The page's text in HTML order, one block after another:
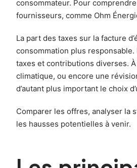
consommateur. Pour
fournisseurs, comme Ohm
La part des taxes sur la facture
consommation plus
taxes et contributions diverses.
climatique, ou encore une
d’autant plus important le choix
Comparer les offres, analyser la
les hausses potentielles à venir.